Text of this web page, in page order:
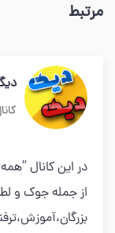
مرتبط
در این کانال
از جمله جوک و